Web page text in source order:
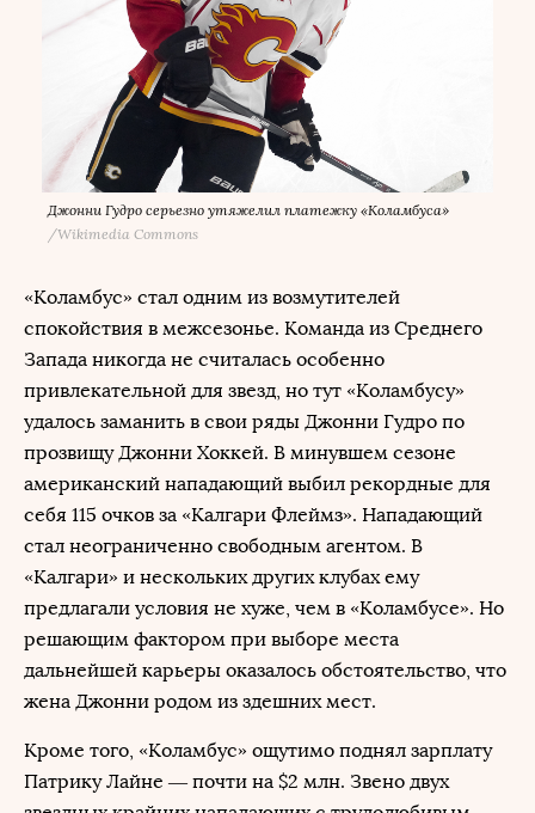
Джонни Гудро серьезно утяжелил платежку «Коламбуса»
/Wikimedia Commons
«Коламбус» стал одним из возмутителей
спокойствия в межсезонье. Команда из Среднего
Запада никогда не считалась особенно
привлекательной для звезд, но тут «Коламбусу»
удалось заманить в свои ряды Джонни Гудро по
прозвищу Джонни Хоккей. В минувшем сезоне
американский нападающий выбил рекордные для
себя 115 очков за «Калгари Флеймз». Нападающий
стал неограниченно свободным агентом. В
«Калгари» и нескольких других клубах ему
предлагали условия не хуже, чем в «Коламбусе». Но
решающим фактором при выборе места
дальнейшей карьеры оказалось обстоятельство, что
жена Джонни родом из здешних мест.
Кроме того, «Коламбус» ощутимо поднял зарплату
Патрику Лайне — почти на $2 млн. Звено двух